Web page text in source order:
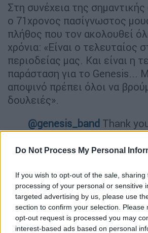
Do Not Process My Personal
If you wish to opt-out of the sale,
processing of your personal or sensitive
targeted advertising by us, please use
section to confirm your selection. Please
opt-out request is processed you may
interest-based ads based on personal
Στη συνέχεια της
ο 71χρονος πασίγνωστος
πλήθος που τον ακολουθεί
χρόνια: «Είναι ο τελευταίος
περιοδείας μας. Και είναι η
παράσταση για το Genesis...
αποψινό πρέπει όλοι να
δουλειές».
@genesis_band Thank
pic.twitter.com/
— Horace Austin
March 25, 2022
https://twitter.com/
07993028371304450